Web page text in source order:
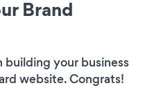
Brand
building your business
website. Congrats!